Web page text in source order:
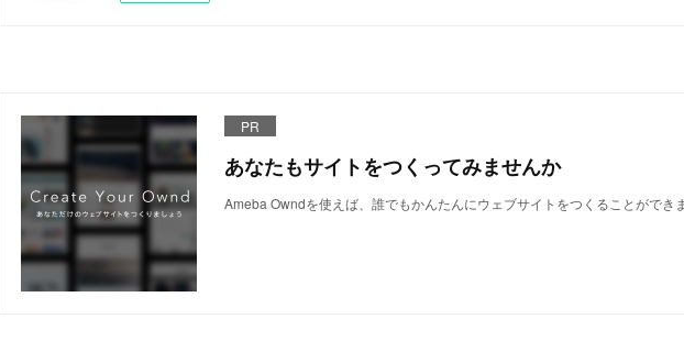
PR
あなたもサイトをつくってみませんか
Ameba Owndを使えば、誰でもかんたんにウェブサイトをつくることができま